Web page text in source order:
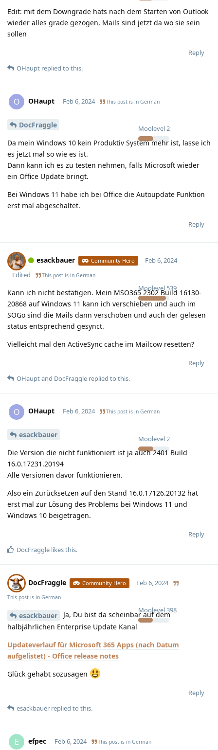
Edit: mit dem Downgrade hats nach dem Starten von Outlook
wieder alles grade gezogen, Mails sind jetzt da wo sie sein
sollen
Reply
OHaupt replied to this.
O OHaupt
Moolevel2
Feb 6, 2024 This post is in German
DocFraggle
Da mein Windows 10 kein Produktiv System mehr ist, lasse ich
es jetzt mal so wie es ist.
Dann kann ich es zu testen nehmen, falls Microsoft wieder
ein Office Update bringt.
Bei Windows 11 habe ich bei Office die Autoupdate Funktion
erst mal abgeschaltet.
Reply
esackbauer Community Hero
Moolevel 539
Feb 6, 2024
Edited
This post is in German
Kann ich nicht bestätigen. Mein MSO365 2302 Build 16130-
20868 auf Windows 11 kann ich verschieben und auch im
SOGo sind die Mails dann verschoben und auch der gelesen
status entsprechend gesynct.
Vielleicht mal den ActiveSync cache im Mailcow resetten?
Reply
OHauptand DocFraggle replied to this.
O OHaupt
Moolevel 2
Feb 6, 2024 This post is in German
esackbauer
Die Version die nicht funktioniert ist ja auch 2401 Build
16.0.17231.20194
Alle Versionen davor funktionieren.
Also ein Zurücksetzen auf den Stand 16.0.17126.20132 hat
erst mal zur Lösung des Problems bei Windows 11 und
Windows 10 beigetragen.
Reply
DocFraggle likes this.
DocFraggle Community Hero
Moolevel398
Feb 6, 2024
This post is in German
esackbauer
Ja, Du bist da scheinbar auf dem
halbjährlichen Enterprise Update Kanal
Updateverlauf für Microsoft 365 Apps (nach Datum
aufgelistet) - Office release notes
Glück gehabt sozusagen
Reply
esackbauer replied to this.
E efpec Feb 6, 2024 This post is in German